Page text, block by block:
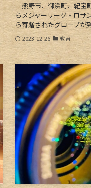
熊野市、御浜町、紀宝
らメジャーリーグ・ロサ
ら寄贈されたグローブが
2023-12-26 教育